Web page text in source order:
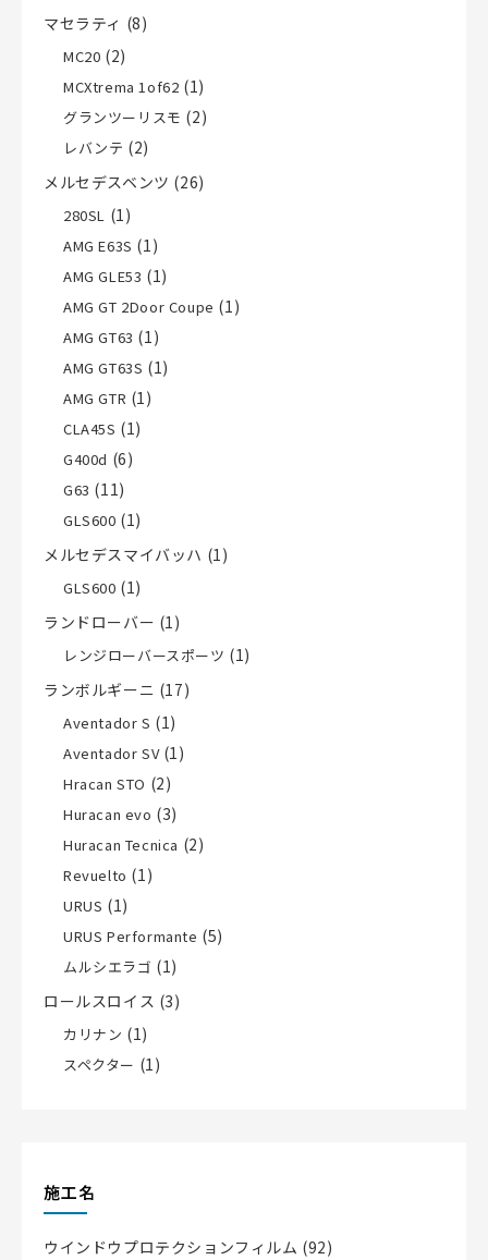
マセラティ (8)
MC20 (2)
MCXtrema 1of62 (1)
グランツーリスモ (2)
レバンテ (2)
メルセデスベンツ (26)
280SL (1)
AMG E63S (1)
AMG GLE53 (1)
AMG GT 2Door Coupe (1)
AMG GT63 (1)
AMG GT63S (1)
AMG GTR (1)
CLA45S (1)
G400d (6)
G63 (11)
GLS600 (1)
メルセデスマイバッハ (1)
GLS600 (1)
ランドローバー (1)
レンジローバースポーツ (1)
ランボルギーニ (17)
Aventador S (1)
Aventador SV(1)
Hracan STO (2)
Huracan evo (3)
Huracan Tecnica (2)
Revuelto (1)
URUS (1)
URUS Performante (5)
ムルシエラゴ (1)
ロールスロイス (3)
カリナン (1)
スペクター (1)
施工名
ウインドウプロテクションフィルム (92)